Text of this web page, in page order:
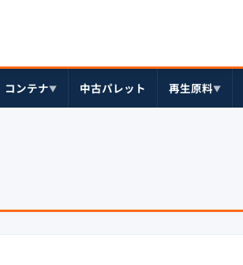
コンテナ▼ 中古パレット 再生原料▼